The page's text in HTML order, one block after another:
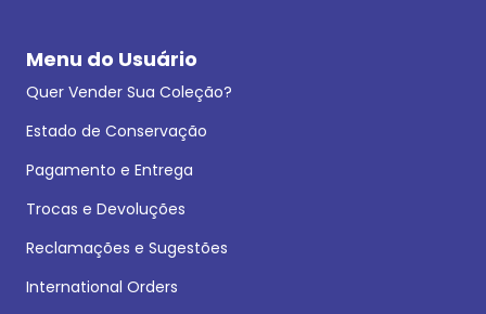
Menu do Usuário
Quer Vender Sua Coleção?
Estado de Conservação
Pagamento e Entrega
Trocas e Devoluções
Reclamações e Sugestões
International Orders